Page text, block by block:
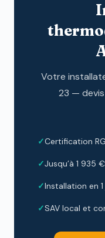
Votre
23 —
Certification
Jusqu’à 1 935
Installation en
SAV local et